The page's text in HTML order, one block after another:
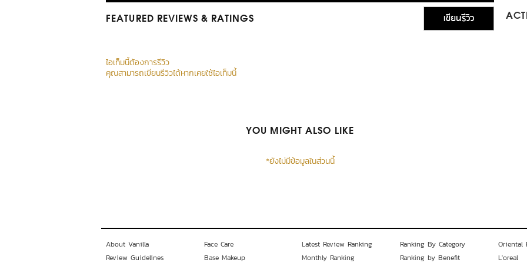
FEATURED REVIEWS & RATINGS เขียนรีวิว
ไอเท็มนี้ต้องการรีวิว
คุณสามารถเขียนรีวิวได้หากเคยใช้ไอเท็มนี้
YOU MIGHT ALSO LIKE
*ยังไม่มีข้อมูลในส่วนนี้
About Vanilla
Review Guidelines
Face Care
Base Makeup
Latest Review Ranking
Monthly Ranking
Ranking By Category
Ranking by Benefit
Oriental
L'oreal